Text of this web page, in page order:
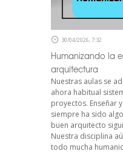
30/04/2026, 7:32
Humanizando la
arquitectura
Nuestras aulas se
ahora habitual
proyectos. Enseñar
siempre ha sido
buen arquitecto
Nuestra disciplina
todo mucha